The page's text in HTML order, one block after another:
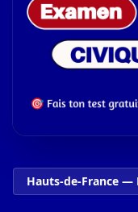
Hauts-de-France —